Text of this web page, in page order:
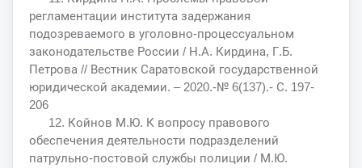
регламентации института задержания
подозреваемого в уголовно-процессуальном
законодательстве России / Н.А. Кирдина, Г.Б.
Петрова // Вестник Саратовской государственной
юридической академии. – 2020.-№ 6(137).- С. 197-
206
12. Койнов М.Ю. К вопросу правового
обеспечения деятельности подразделений
патрульно-постовой службы полиции / М.Ю.